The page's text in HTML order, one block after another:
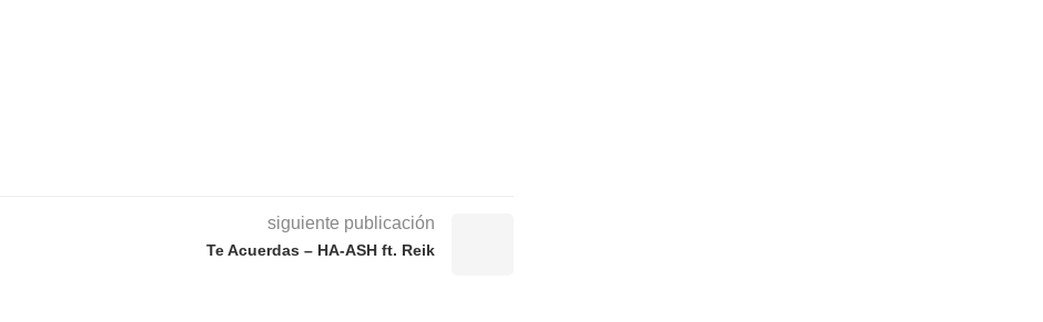
siguiente publicación
Te Acuerdas – HA-ASH ft. Reik